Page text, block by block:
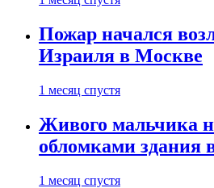
Пожар начался
Израиля в Москве
1 месяц спустя
Живого мальчика
обломками здания
1 месяц спустя